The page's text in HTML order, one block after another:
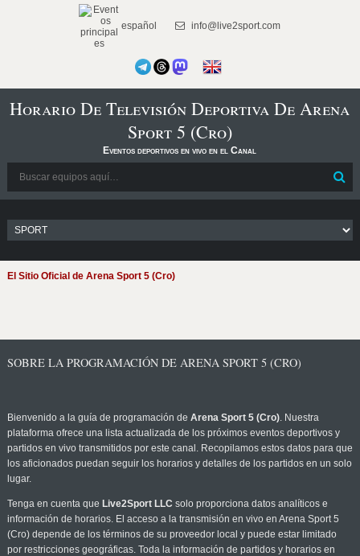
español info@live2sport.com
Horario De Televisión Deportiva De Arena
Sport 5 (Cro)
Eventos deportivos en vivo en el Canal
El Sitio Oficial de Arena Sport 5 (Cro)
SOBRE LA PROGRAMACIÓN DE ARENA SPORT 5 (CRO)
Bienvenido a la guía de programación de Arena Sport 5 (Cro). Nuestra
plataforma ofrece una lista actualizada de los próximos eventos deportivos y
partidos en vivo transmitidos por este canal. Recopilamos estos datos para que
los aficionados puedan seguir los horarios y detalles de los partidos en un solo
lugar.
Tenga en cuenta que Live2Sport LLC solo proporciona datos analíticos e
información de horarios. El acceso a la transmisión en vivo en Arena Sport 5
(Cro) depende de los términos de su proveedor local y puede estar limitado
por restricciones geográficas. Toda la información de partidos y horarios en